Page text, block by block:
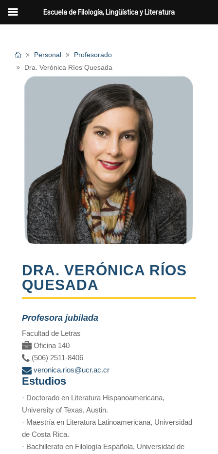
Personal
Profesorado
Dra. Verónica Ríos Quesada
DRA. VERÓNICA RÍOS
QUESADA
Profesora jubilada
Facultad de Letras
Oficina 140
(506) 2511-8406
veronica.rios@ucr.ac.cr
Estudios
· Doctorado en Literatura Hispanoamericana,
University of Texas, Austin.
· Maestría en Literatura Latinoamericana, Universidad
de Costa Rica.
· Bachillerato en Filología Española, Universidad de
Escuela de Filología, Lingüística y Literatura